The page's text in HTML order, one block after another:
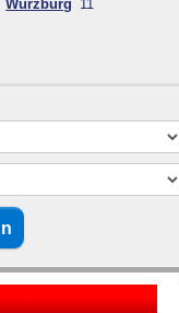
Würzburg 11